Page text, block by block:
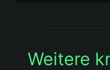
Weitere